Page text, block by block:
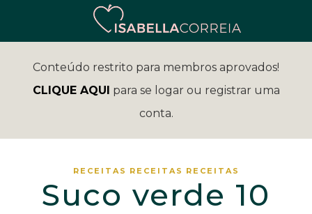
Conteúdo restrito para membros aprovados!
CLIQUE AQUI para se logar ou registrar uma
conta.
RECEITAS RECEITAS RECEITAS
Suco verde 10